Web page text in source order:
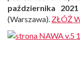
października
(Warszawa). ZŁÓŻ